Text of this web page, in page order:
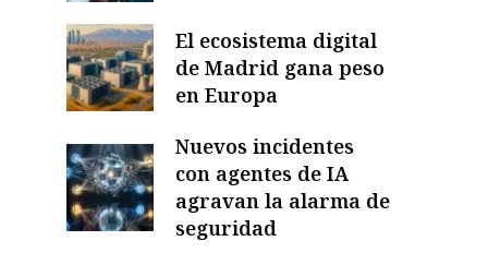
El ecosistema digital
de Madrid gana peso
en Europa
Nuevos incidentes
con agentes de IA
agravan la alarma de
seguridad